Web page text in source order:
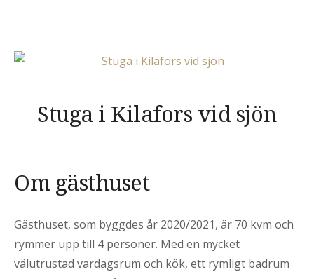
Stuga i Kilafors vid sjön
Om gästhuset
Gästhuset, som byggdes år 2020/2021, är 70 kvm och
rymmer upp till 4 personer. Med en mycket
välutrustad vardagsrum och kök, ett rymligt badrum